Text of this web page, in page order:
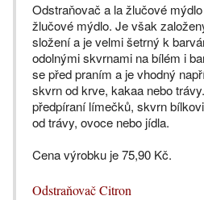
Odstraňovač a la žlučové
žlučové mýdlo. Je však
složení a je velmi šetrný k
odolnými skvrnami na bílém i
se před praním a je vhodný
skvrn od krve, kakaa nebo
předpíraní límečků, skvrn
od trávy, ovoce nebo jídla.
Cena výrobku je 75,90 Kč.
Odstraňovač Citron